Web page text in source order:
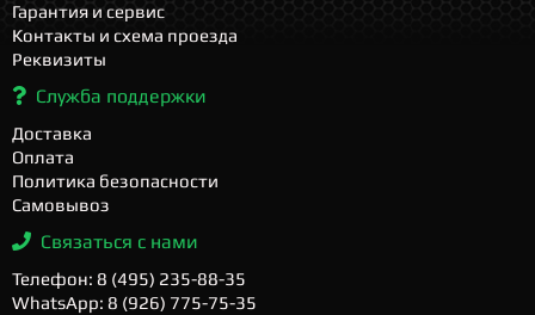
Гарантия и сервис
Контакты и схема проезда
Реквизиты
Служба поддержки
Доставка
Оплата
Политика безопасности
Самовывоз
Связаться с нами
Телефон: 8 (495) 235-88-35
WhatsApp: 8 (926) 775-75-35